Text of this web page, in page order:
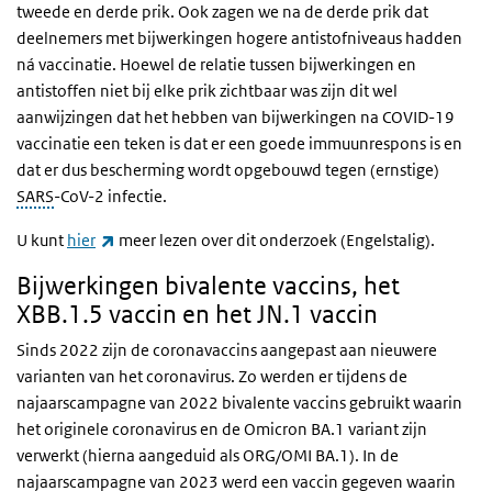
tweede en derde prik. Ook zagen we na de derde prik dat
deelnemers met bijwerkingen hogere antistofniveaus hadden
ná vaccinatie. Hoewel de relatie tussen bijwerkingen en
antistoffen niet bij elke prik zichtbaar was zijn dit wel
aanwijzingen dat het hebben van bijwerkingen na COVID-19
vaccinatie een teken is dat er een goede immuunrespons is en
dat er dus bescherming wordt opgebouwd tegen (ernstige)
SARS-CoV-2 infectie.
U kunt hier (externe link)
meer lezen over dit onderzoek (Engelstalig).
Bijwerkingen bivalente vaccins, het
XBB.1.5 vaccin en het JN.1 vaccin
Sinds 2022 zijn de coronavaccins aangepast aan nieuwere
varianten van het coronavirus. Zo werden er tijdens de
najaarscampagne van 2022 bivalente vaccins gebruikt waarin
het originele coronavirus en de Omicron BA.1 variant zijn
verwerkt (hierna aangeduid als ORG/OMI BA.1). In de
najaarscampagne van 2023 werd een vaccin gegeven waarin